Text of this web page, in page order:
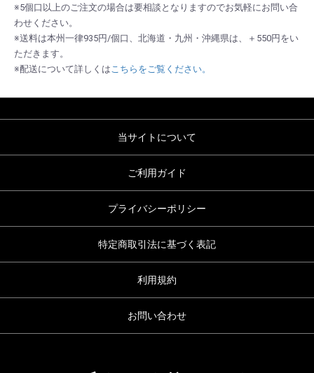
※5個口以上のご注文の場合は要相談となりますのでお気軽にお問い合
わせください。
※送料は本州一律935円/個口、北海道・九州・沖縄県は、＋550円をい
ただきます。
※配送について詳しくはこちらをご覧ください。
当サイトについて
ご利用ガイド
プライバシーポリシー
特定商取引法に基づく表記
利用規約
お問い合わせ